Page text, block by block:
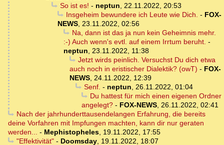
So ist es! - neptun, 22.11.2022, 20:53
Insgeheim bewundere ich Leute wie Dich. - FOX-
NEWS, 23.11.2022, 02:56
Na, dann ist das ja nun kein Geheimnis mehr.
:-) Auch wenn's evtl. auf einem Irrtum beruht. -
neptun, 23.11.2022, 11:38
Jetzt wirds peinlich. Versuchst Du dich etwa
auch noch in eristischer Dialektik? (owT) - FOX-
NEWS, 24.11.2022, 12:39
Senf. - neptun, 26.11.2022, 01:04
Du hattest für mich einen eigenen Ordner
angelegt? - FOX-NEWS, 26.11.2022, 02:41
Nach der jahrhunderttausendelangen Erfahrung, die bereits
deine Vorfahren mit Impfungen machten, kann dir nur geraten
werden... - Mephistopheles, 19.11.2022, 17:55
"Effektivität"- Doomsday, 19.11.2022, 18:07